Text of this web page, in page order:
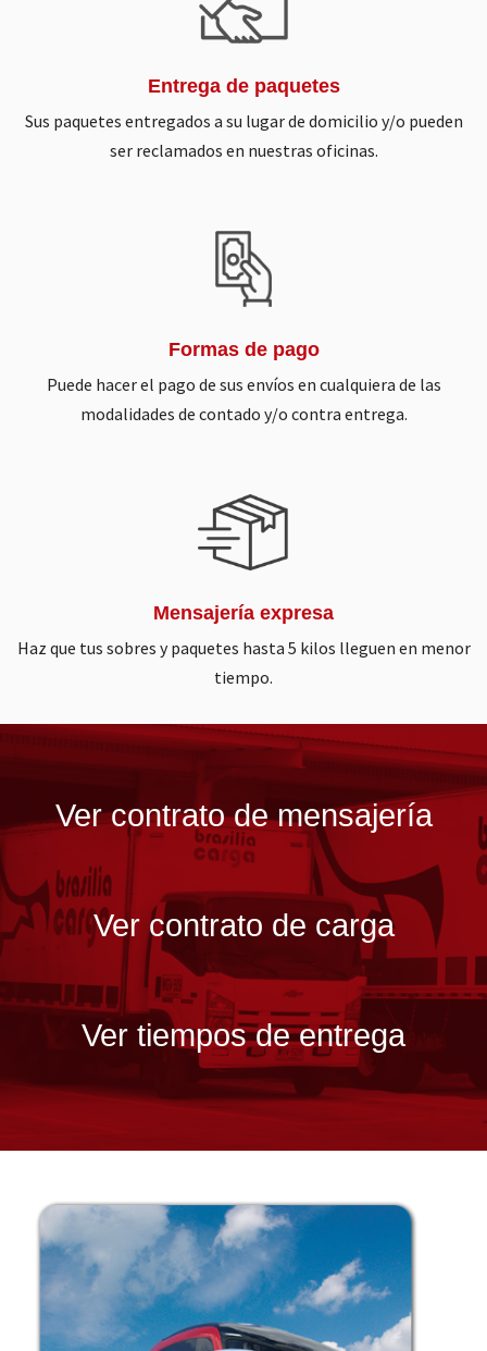
Entrega de paquetes
Sus paquetes entregados a su lugar de domicilio y/o pueden
ser reclamados en nuestras oficinas.
Formas de pago
Puede hacer el pago de sus envíos en cualquiera de las
modalidades de contado y/o contra entrega.
Mensajería expresa
Haz que tus sobres y paquetes hasta 5 kilos lleguen en menor
tiempo.
Ver contrato de mensajería
Ver contrato de carga
Ver tiempos de entrega